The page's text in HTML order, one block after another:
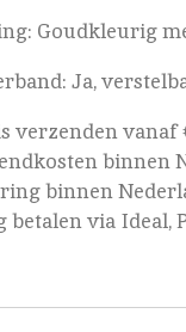
Goudkleurig
Ja,
verzenden vanaf
binnen
binnen
betalen via Ideal,